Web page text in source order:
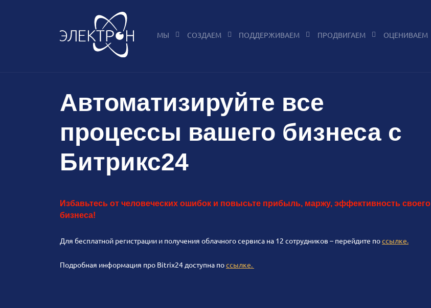
МЫ СОЗДАЕМ ПОДДЕРЖИВАЕМ ПРОДВИГАЕМ ОЦЕНИВАЕМ
Автоматизируйте все
процессы вашего бизнеса с
Битрикс24
Избавьтесь от человеческих ошибок и повысьте прибыль, маржу, эффективность своего
бизнеса!
Для бесплатной регистрации и получения облачного сервиса на 12 сотрудников – перейдите поссылке.
Подробная информация про Bitrix24 доступна поссылке.